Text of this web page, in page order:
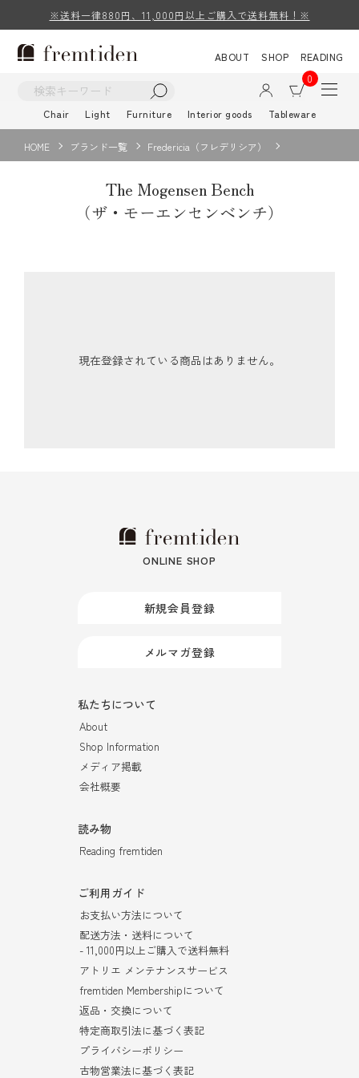
※送料一律880円、11,000円以上ご購入で送料無料！※
ABOUT SHOP
READING
0
Chair Light Furniture Interior goods Tableware
HOME ブランド一覧 Fredericia（フレデリシア）
The Mogensen Bench
（ザ・モーエンセンベンチ）
現在登録されている商品はありません。
ONLINE SHOP
新規会員登録
メルマガ登録
私たちについて
About
Shop Information
メディア掲載
会社概要
読み物
Reading fremtiden
ご利用ガイド
お支払い方法について
配送方法・送料について
- 11,000円以上ご購入で送料無料
アトリエ メンテナンスサービス
fremtiden Membershipについて
返品・交換について
特定商取引法に基づく表記
プライバシーポリシー
古物営業法に基づく表記